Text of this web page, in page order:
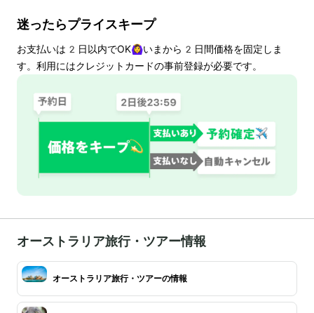
迷ったらプライスキープ
お支払いは 2 日以内でOK🙆‍♀️いまから 2 日間価格を固定しま
す。利用にはクレジットカードの事前登録が必要です。
オーストラリア旅行・ツアー情報
オーストラリア旅行・ツアーの情報